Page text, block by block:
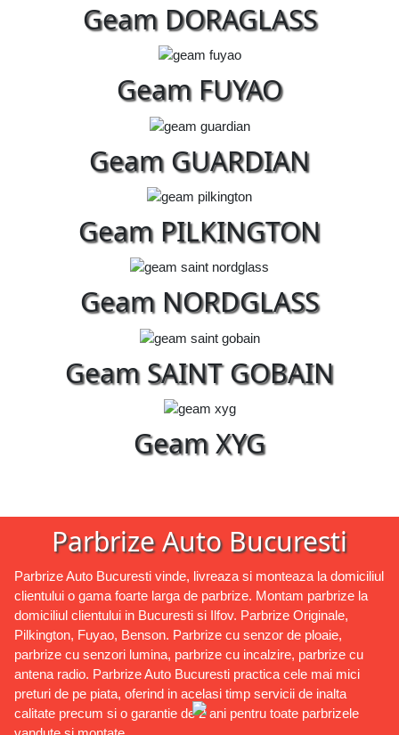
Geam DORAGLASS
Geam FUYAO
Geam GUARDIAN
Geam PILKINGTON
Geam NORDGLASS
Geam SAINT GOBAIN
Geam XYG
Parbrize Auto Bucuresti
Parbrize Auto Bucuresti vinde, livreaza si monteaza la domiciliul
clientului o gama foarte larga de parbrize. Montam parbrize la
domiciliul clientului in Bucuresti si Ilfov. Parbrize Originale,
Pilkington, Fuyao, Benson. Parbrize cu senzor de ploaie,
parbrize cu senzori lumina, parbrize cu incalzire, parbrize cu
antena radio. Parbrize Auto Bucuresti practica cele mai mici
preturi de pe piata, oferind in acelasi timp servicii de inalta
calitate precum si o garantie de 2 ani pentru toate parbrizele